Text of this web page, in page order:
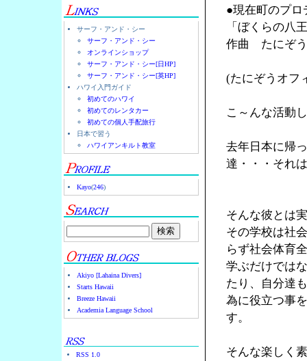
サーフ・アンド・シー
サーフ・アンド・シー
オンラインショップ
サーフ・アンド・シー[日HP]
サーフ・アンド・シー[英HP]
ハワイ入門ガイド
初めてのハワイ
初めてのレンタカー
初めての個人手配旅行
日本で習う
ハワイアンキルト教室
Kayo(246)
Akiyo [Lahaina Divers]
Starts Hawaii
Breeze Hawaii
Academia Language School
RSS 1.0
●現在町のプロ
「ぼくらの八
作曲 たにぞ
(たにぞうオ
こ～んな活動
去年日本に帰
達・・・それ
そんな彼とは
その学校は社
らず社会体育
学ぶだけでは
たり、自分達
為に役立つ事
す。
そんな楽しく